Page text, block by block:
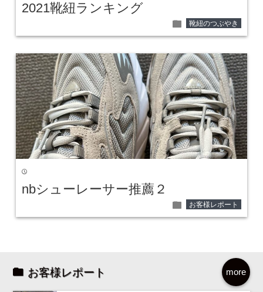
2021靴紐ランキング
folder 靴紐のつぶやき
time
nbシューレーサー推薦２
folder お客様レポート
more
お客様レポート